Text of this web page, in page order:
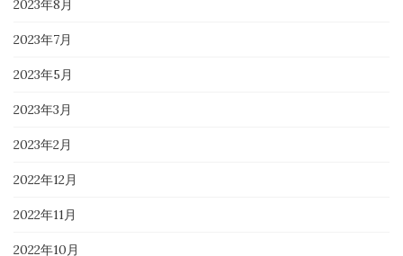
2023年8月
2023年7月
2023年5月
2023年3月
2023年2月
2022年12月
2022年11月
2022年10月